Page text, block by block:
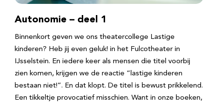
Autonomie – deel 1
Binnenkort geven we ons theatercollege Lastige
kinderen? Heb jij even geluk! in het Fulcotheater in
IJsselstein. En iedere keer als mensen die titel voorbij
zien komen, krijgen we de reactie “lastige kinderen
bestaan niet!”. En dat klopt. De titel is bewust prikkelend.
Een tikkeltje provocatief misschien. Want in onze boeken,